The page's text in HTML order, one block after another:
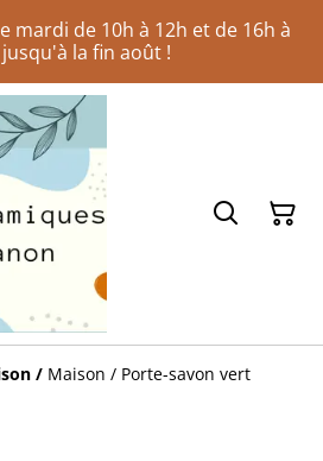
mardi de 10h à 12h et de 16h à
la fin août !
/ Maison / Porte-savon vert